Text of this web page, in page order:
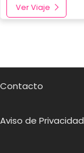
Ver Viaje
Contacto
Aviso de Privacidad